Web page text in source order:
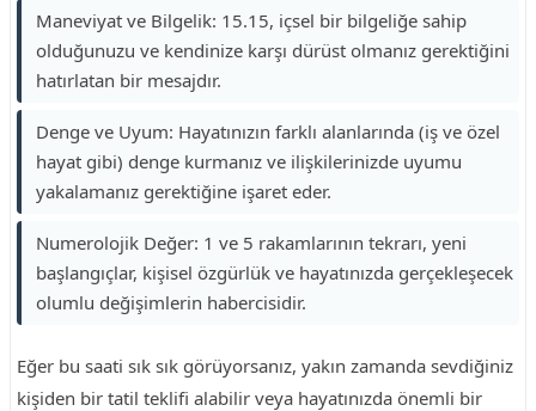
Maneviyat ve Bilgelik: 15.15, içsel bir bilgeliğe sahip
olduğunuzu ve kendinize karşı dürüst olmanız gerektiğini
hatırlatan bir mesajdır.
Denge ve Uyum: Hayatınızın farklı alanlarında (iş ve özel
hayat gibi) denge kurmanız ve ilişkilerinizde uyumu
yakalamanız gerektiğine işaret eder.
Numerolojik Değer: 1 ve 5 rakamlarının tekrarı, yeni
başlangıçlar, kişisel özgürlük ve hayatınızda gerçekleşecek
olumlu değişimlerin habercisidir.
Eğer bu saati sık sık görüyorsanız, yakın zamanda sevdiğiniz
kişiden bir tatil teklifi alabilir veya hayatınızda önemli bir